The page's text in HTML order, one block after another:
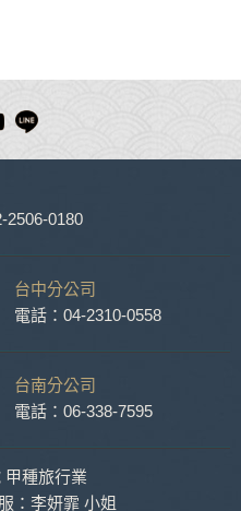
：李妍霏 小姐
台中分公司
電話：04-2310-0558
台南分公司
電話：06-338-7595